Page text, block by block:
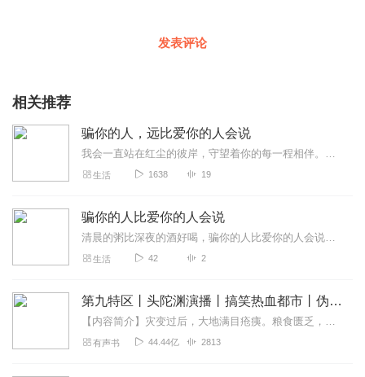
发表评论
相关推荐
骗你的人，远比爱你的人会说
我会一直站在红尘的彼岸，守望着你的每一程相伴。直到生命的尽头，我将赋以心的朝圣，祈求着我们之间还能拥有一场来世的恩慈，不羡鸳鸯不羡仙，只求在一起，朝朝与暮暮，生...
生活 1638 19
骗你的人比爱你的人会说
清晨的粥比深夜的酒好喝，骗你的人比爱你的人会说，所以不要用耳朵恋爱，真正对你好的全是细节爱情没有统一零售价有时一文不值有时千金难买
生活 42 2
第九特区丨头陀渊演播丨搞笑热血都市丨伪戒丨VIP免费多人有声剧
【内容简介】灾变过后，大地满目疮痍。粮食匮乏，资源紧俏，局势混乱……一位从待规划区杀出来的青年，背对着漫天黄沙，孤身来到九区谋生，却不曾想偶然结识三五好友，一念...
有声书 44.44亿 2813